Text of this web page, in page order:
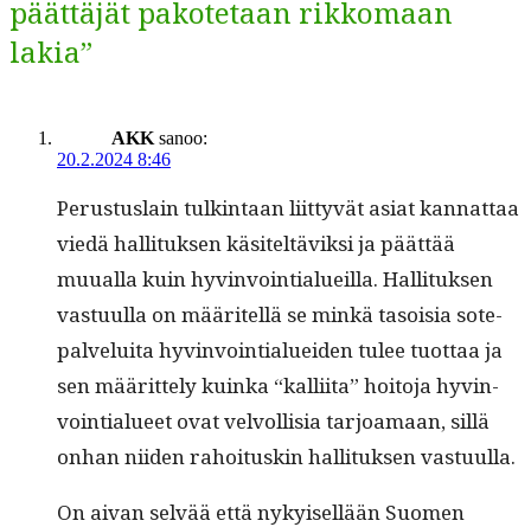
päättäjät pakotetaan rikkomaan
lakia”
AKK sanoo:
20.2.2024 8:46
Perus­tus­lain tulk­in­taan liit­tyvät asi­at kan­nat­taa
viedä hal­li­tuk­sen käsiteltäviksi ja päät­tää
muual­la kuin hyv­in­voin­tialueil­la. Hal­li­tuk­sen
vas­tu­ul­la on määritel­lä se minkä tasoisia sote-
palvelui­ta hyv­in­voin­tialuei­den tulee tuot­taa ja
sen määrit­te­ly kuin­ka “kalli­ita” hoito­ja hyv­in­
voin­tialueet ovat velvol­lisia tar­joa­maan, sil­lä
onhan niiden rahoi­tuskin hal­li­tuk­sen vastuulla.
On aivan selvää että nykyisel­lään Suomen